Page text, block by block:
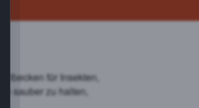
für Insekten,
sauber zu halten,